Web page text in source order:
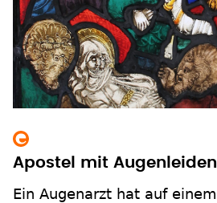
Apostel mit Augenleiden
Ein Augenarzt hat auf